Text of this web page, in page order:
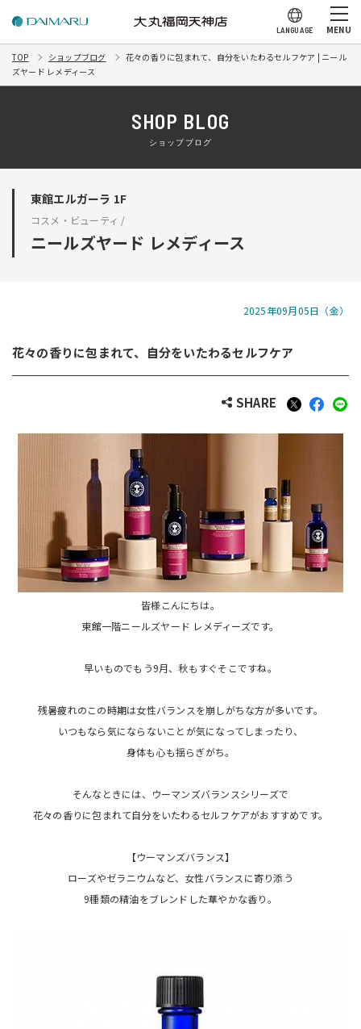
LANGUAGE MENU
TOP ショップブログ
花々の香りに包まれて、自分をいたわるセルフケア | ニール
ズヤード レメディース
SHOP BLOG
ショップブログ
東館エルガーラ 1F
コスメ・ビューティ /
ニールズヤード レメディース
2025年09月05日（金）
花々の香りに包まれて、自分をいたわるセルフケア
SHARE
皆様こんにちは。
東館一階ニールズヤード レメディーズです。
早いものでもう9月、秋もすぐそこですね。
残暑疲れのこの時期は女性バランスを崩しがちな方が多いです。
いつもなら気にならないことが気になってしまったり、
身体も心も揺らぎがち。
そんなときには、ウーマンズバランスシリーズで
花々の香りに包まれて自分をいたわるセルフケアがおすすめです。
【ウーマンズバランス】
ローズやゼラニウムなど、女性バランスに寄り添う
9種類の精油をブレンドした華やかな香り。